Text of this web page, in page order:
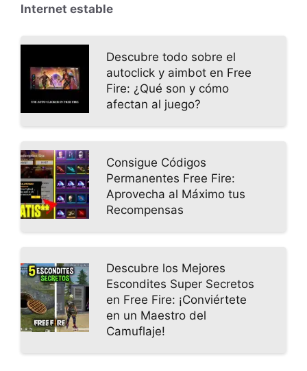
Internet estable
Descubre todo sobre el
autoclick y aimbot en Free
Fire: ¿Qué son y cómo
afectan al juego?
Consigue Códigos
Permanentes Free Fire:
Aprovecha al Máximo tus
Recompensas
Descubre los Mejores
Escondites Super Secretos
en Free Fire: ¡Conviértete
en un Maestro del
Camuflaje!